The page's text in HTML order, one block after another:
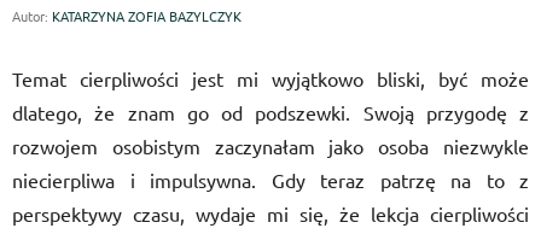
Autor: KATARZYNA ZOFIA BAZYLCZYK
Temat cierpliwości jest mi wyjątkowo bliski, być może
dlatego, że znam go od podszewki. Swoją przygodę z
rozwojem osobistym zaczynałam jako osoba niezwykle
niecierpliwa i impulsywna. Gdy teraz patrzę na to z
perspektywy czasu, wydaje mi się, że lekcja cierpliwości